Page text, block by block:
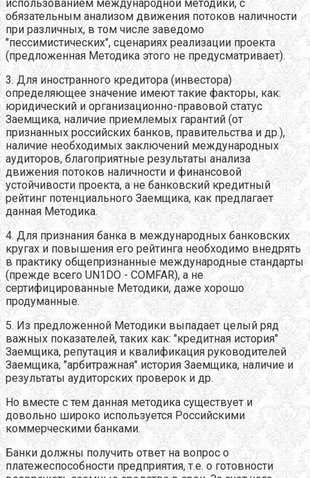
использованием международной методики, с
обязательным анализом движения потоков наличности
при различных, в том числе заведомо
"пессимистических", сценариях реализации проекта
(предложенная Методика этого не предусматривает).
3. Для иностранного кредитора (инвестора)
определяющее значение имеют такие факторы, как:
юридический и организационно-правовой статус
Заемщика, наличие приемлемых гарантий (от
признанных российских банков, правительства и др.),
наличие необходимых заключений международных
аудиторов, благоприятные результаты анализа
движения потоков наличности и финансовой
устойчивости проекта, а не банковский кредитный
рейтинг потенциального Заемщика, как предлагает
данная Методика.
4. Для признания банка в международных банковских
кругах и повышения его рейтинга необходимо внедрять
в практику общепризнанные международные стандарты
(прежде всего UN1DO - COMFAR), а не
сертифицированные Методики, даже хорошо
продуманные.
5. Из предложенной Методики выпадает целый ряд
важных показателей, таких как: "кредитная история"
Заемщика, репутация и квалификация руководителей
Заемщика, "арбитражная" история Заемщика, наличие и
результаты аудиторских проверок и др.
Но вместе с тем данная методика существует и
довольно широко используется Российскими
коммерческими банками.
Банки должны получить ответ на вопрос о
платежеспособности предприятия, т.е. о готовности